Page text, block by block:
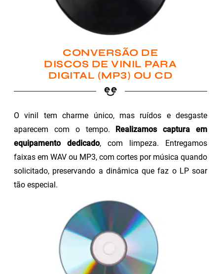
CONVERSÃO DE
DISCOS DE VINIL PARA
DIGITAL (MP3) OU CD
O vinil tem charme único, mas ruídos e desgaste
aparecem com o tempo.
Realizamos captura em
equipamento dedicado, com limpeza. Entregamos
faixas em WAV ou MP3, com cortes por música quando
solicitado, preservando a dinâmica que faz o LP soar
tão especial.